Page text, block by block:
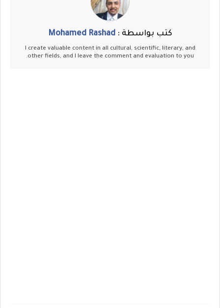
كتب بواسطة : Mohamed Rashad
I create valuable content in all cultural, scientific, literary, and
other fields, and I leave the comment and evaluation to you.